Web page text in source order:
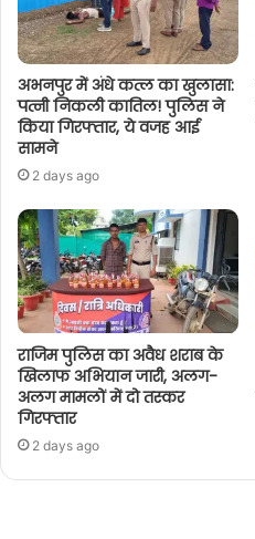
अभनपुर में अंधे कत्ल का खुलासा:
पत्नी निकली कातिल! पुलिस ने
किया गिरफ्तार, ये वजह आई
सामने
2 days ago
राजिम पुलिस का अवैध शराब के
खिलाफ अभियान जारी, अलग-
अलग मामलों में दो तस्कर
गिरफ्तार
2 days ago